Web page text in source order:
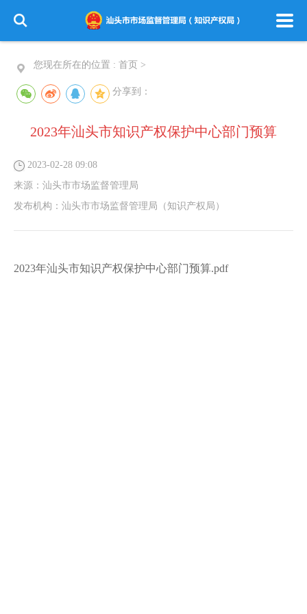
您现在所在的位置 : 首页 >
分享到：
2023年汕头市知识产权保护中心部门预算
2023-02-28 09:08
来源： 汕头市市场监督管理局
发布机构： 汕头市市场监督管理局（知识产权局）
2023年汕头市知识产权保护中心部门预算.pdf